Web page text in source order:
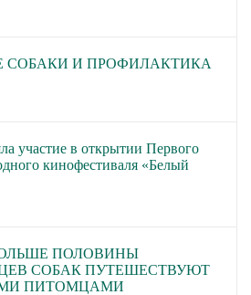
СОБАКИ И ПРОФИЛАКТИКА
участие в открытии Первого
кинофестиваля «Белый
ПОЛОВИНЫ
СОБАК ПУТЕШЕСТВУЮТ
ПИТОМЦАМИ